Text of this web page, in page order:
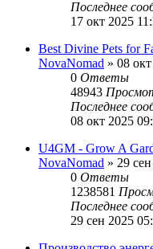
Последнее
17 окт 2025
Best Divine Pets for
NovaNomad » 08
0 Ответы
48943
Последнее
08 окт 2025
U4GM - Grow A
NovaNomad » 29
0 Ответы
1238581
Последнее
29 сен 2025